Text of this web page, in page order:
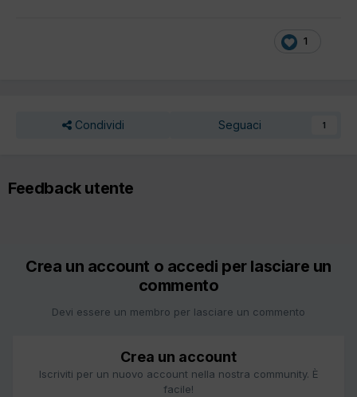
1
Condividi Seguaci 1
Feedback utente
Crea un account o accedi per lasciare un
commento
Devi essere un membro per lasciare un commento
Crea un account
Iscriviti per un nuovo account nella nostra community. È
facile!